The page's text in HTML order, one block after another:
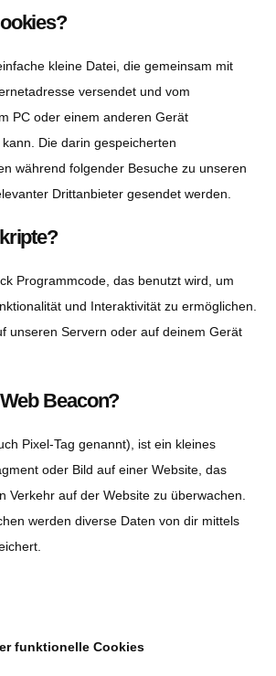
kleine Datei, die gemeinsam mit
versendet und vom
PC oder einem anderen Gerät
Die darin gespeicherten
während folgender Besuche zu unseren
Drittanbieter gesendet werden.
Programmcode, das benutzt wird, um
und Interaktivität zu ermöglichen.
unseren Servern oder auf deinem Gerät
Beacon?
Pixel-Tag genannt), ist ein kleines
oder Bild auf einer Website, das
Verkehr auf der Website zu überwachen.
werden diverse Daten von dir mittels
funktionelle Cookies